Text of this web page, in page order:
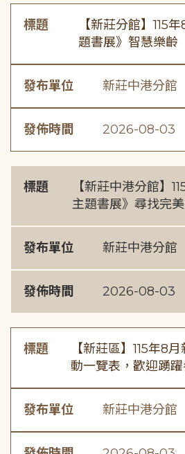
標題
【新莊分館】115
題書展》智慧樂齡
發布單位 新莊中港分館
發佈時間 2026-08-03
標題
【新莊中港分館】
主題書展》尋找完
發布單位 新莊中港分館
發佈時間 2026-08-03
標題
【新莊區】115年8
動一覽表，歡迎踴躍
發布單位 新莊中港分館